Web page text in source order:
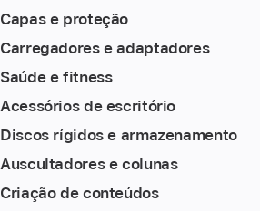
Capas e proteção
Carregadores e adaptadores
Saúde e fitness
Acessórios de escritório
Discos rígidos e armazenamento
Auscultadores e colunas
Criação de conteúdos